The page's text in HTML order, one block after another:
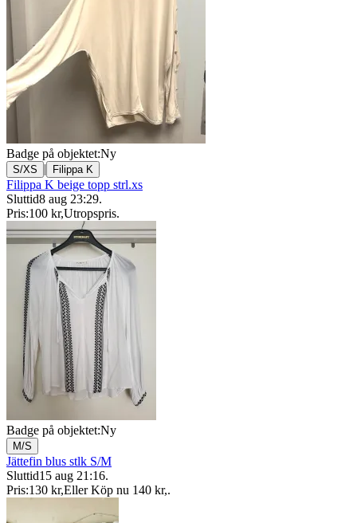
Badge på objektet:Ny
S/XS | Filippa K
Filippa K beige topp strl.xs
Sluttid8 aug 23:29.
Pris:100 kr,Utropspris.
Badge på objektet:Ny
M/S
Jättefin blus stlk S/M
Sluttid15 aug 21:16.
Pris:130 kr,Eller Köp nu 140 kr,.